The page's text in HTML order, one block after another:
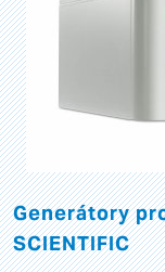
Generátory
SCIENTIFIC